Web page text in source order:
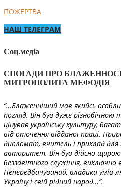
ПОЖЕРТВА
НАШ ТЕЛЕГРАМ
Соц.медіа
СПОГАДИ ПРО
МИТРОПОЛИТА МЕФОДІЯ
“…Блаженніший мав якийсь
погляд. Він був дуже
цінував українську культуру,
від оточення відданої праці.
дипломат, вчитель і приклад для
авторитет. Він був дійсно
беззавітного служіння, виключно
Непередбачуваний, владика умів
Україну і свій рідний народ…”.